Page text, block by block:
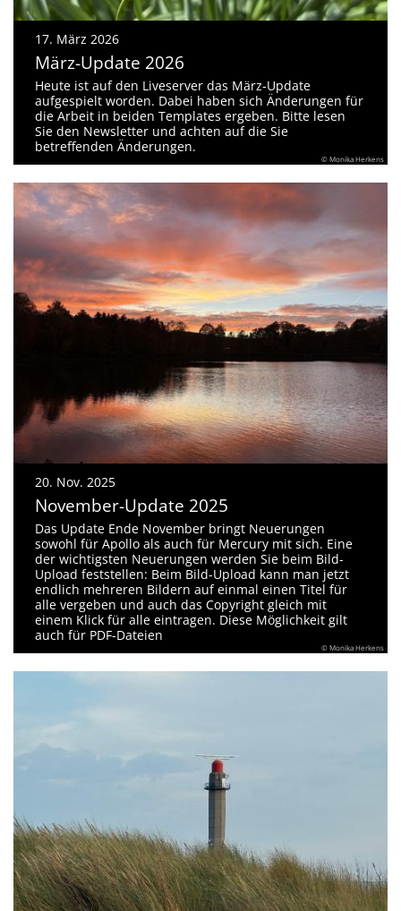
17. März 2026
März-Update 2026
Heute ist auf den Liveserver das März-Update
aufgespielt worden. Dabei haben sich Änderungen für
die Arbeit in beiden Templates ergeben. Bitte lesen
Sie den Newsletter und achten auf die Sie
betreffenden Änderungen.
© Monika Herkens
20. Nov. 2025
November-Update 2025
Das Update Ende November bringt Neuerungen
sowohl für Apollo als auch für Mercury mit sich. Eine
der wichtigsten Neuerungen werden Sie beim Bild-
Upload feststellen: Beim Bild-Upload kann man jetzt
endlich mehreren Bildern auf einmal einen Titel für
alle vergeben und auch das Copyright gleich mit
einem Klick für alle eintragen. Diese Möglichkeit gilt
auch für PDF-Dateien
© Monika Herkens